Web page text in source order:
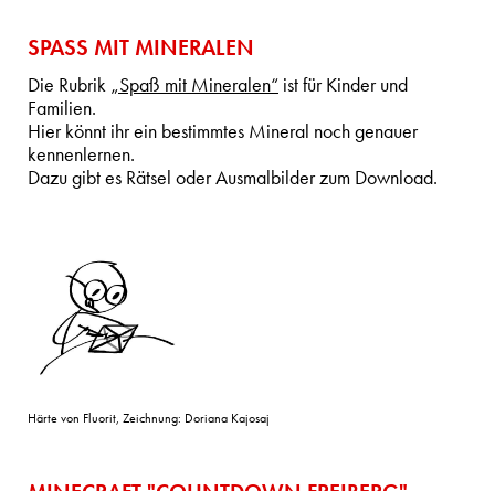
SPASS MIT MINERALEN
Die Rubrik „Spaß mit Mineralen“ ist für Kinder und
Familien.
Hier könnt ihr ein bestimmtes Mineral noch genauer
kennenlernen.
Dazu gibt es Rätsel oder Ausmalbilder zum Download.
Härte von Fluorit, Zeichnung: Doriana Kajosaj